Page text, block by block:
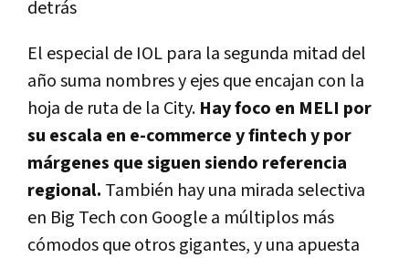
detrás
El especial de IOL para la segunda mitad del
año suma nombres y ejes que encajan con la
hoja de ruta de la City. Hay foco en MELI por
su escala en e-commerce y fintechy por
márgenes que siguen siendo referencia
regional. También hay una miradaselectiva
en Big Tech con Googlea múltiplos más
cómodos que otros gigantes, y una apuesta